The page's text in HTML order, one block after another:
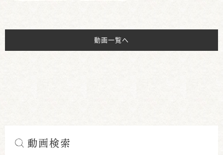
動画一覧へ
動画検索